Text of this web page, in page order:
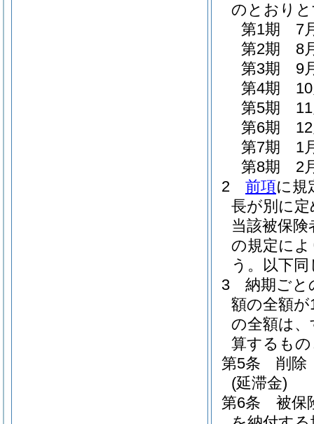
のとおり
第1期 7
第2期 8
第3期 9
第4期 10
第5期 11
第6期 12
第7期 1
第8期 2
2
前項に規
長が別に
当該被保
の規定に
う。以下同
3
納期ごと
額の全額
の全額は
算するも
第5条
削除
(延滞金)
第6条
被保